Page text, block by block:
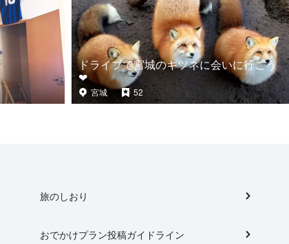
ドライブで宮城のキツネに会いに行こう
❤︎
宮城 52
旅のしおり
おでかけプラン投稿ガイドライン